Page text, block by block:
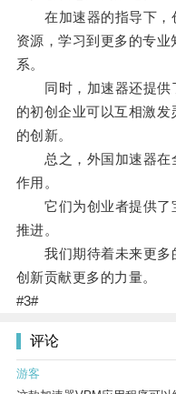
在加速器的指导下，
资源，学习到更多的专
系。
同时，加速器还提供
的初创企业可以互相激
的创新。
总之，外国加速器在
作用。
它们为创业者提供了
推进。
我们期待着未来更多
创新贡献更多的力量。
#3#
评论
游客